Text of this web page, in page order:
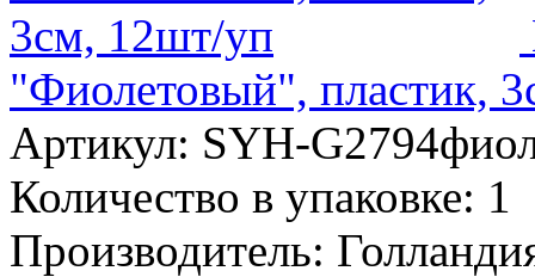
"Фиолетовый", пластик,
Артикул: SYH-
Количество в упаковке: 1
Производитель: